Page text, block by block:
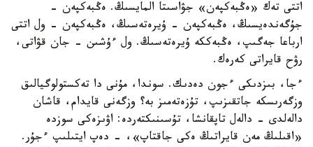
اتتى تەك «ەڭبەكپەن» جۋاسىتا المايسىڭ. ەڭبەكپەن -
جۇگەندەيسىڭ، ەڭبەكپەن - ۇيرەتەسىڭ، ەڭبەكپەن - ول اتتى
ارباعا جەگىپ، ەڭبەككە ۇيرەتەسىڭ. ول ءۇشىن - جان قۋاتى،
رۋح قايراتى كەرەك.
ءجا، بىزدىكى ءجون دەدىك. سوندا، مۇنى دا تەكستولوگيالىق
وزگەرىسكە جاتقىزىپ، تۇزەتەمىز بە؟ وزگەنى قايدام، قاشان
دالەلدى - دالەل تاپقانشا، تۇسىنىكتەردە: اۋىزەكى سوزدە
«اقىلىڭ مەن قايراتىڭ ەكى جاقتاپ»، - دەپ ايتىلىپ ءجۇر.